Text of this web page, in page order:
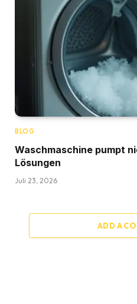
BLOG
Waschmaschine pumpt
Lösungen
Juli 23, 2026
ADD A